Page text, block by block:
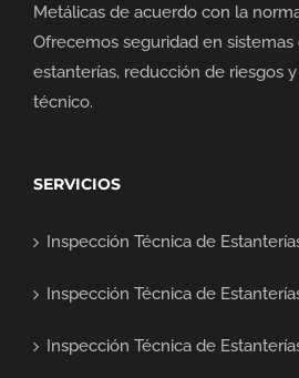
Metálicas de acuerdo con la
Ofrecemos seguridad en
estanterías, reducción de riesgos
técnico.
SERVICIOS
Inspección Técnica de
Inspección Técnica de
Inspección Técnica de